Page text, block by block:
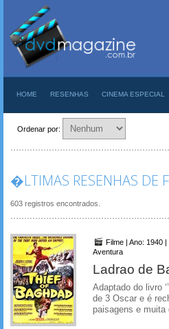
HOME RESENHAS CINEMA ESPECIAL
Ordenar por:
�LTIMAS RESENHAS DE
603 registros encontrados.
Filme | Ano: 1940
Aventura
Ladrao de
Adaptado do livro
de 3 Oscar e é
paisagens e